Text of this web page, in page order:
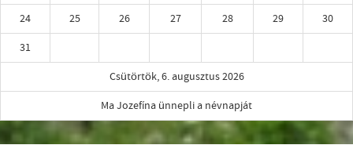
24
25 26 27 28 29
30
31
Csütörtök, 6. augusztus 2026
Ma Jozefína ünnepli a névnapját